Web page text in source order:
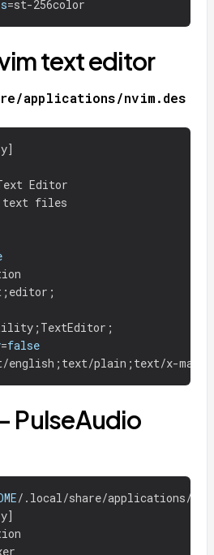
=st-256color
text editor
applications/nvim.des
Editor
text files
; editor ;
; TextEditor ;
=false
english ; text/plain ; text/x-
PulseAudio
/.local/share/applications/